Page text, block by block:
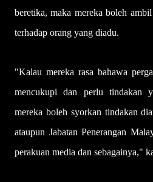
beretika, maka mereka boleh
terhadap orang yang diadu.
"Kalau mereka rasa bahawa
mencukupi dan perlu tindakan
mereka boleh syorkan tindakan
ataupun Jabatan Penerangan
perakuan media dan sebagainya,"